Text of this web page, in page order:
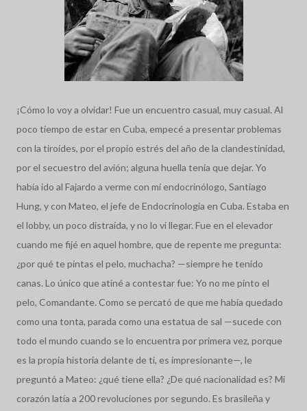
¡Cómo lo voy a olvidar! Fue un encuentro casual, muy casual. Al
poco tiempo de estar en Cuba, empecé a presentar problemas
con la tiroides, por el propio estrés del año de la clandestinidad,
por el secuestro del avión; alguna huella tenía que dejar. Yo
había ido al Fajardo a verme con mi endocrinólogo, Santiago
Hung, y con Mateo, el jefe de Endocrinología en Cuba. Estaba en
el lobby, un poco distraída, y no lo vi llegar. Fue en el elevador
cuando me fijé en aquel hombre, que de repente me pregunta:
¿por qué te pintas el pelo, muchacha? —siempre he tenido
canas. Lo único que atiné a contestar fue: Yo no me pinto el
pelo, Comandante. Como se percató de que me había quedado
como una tonta, parada como una estatua de sal —sucede con
todo el mundo cuando se lo encuentra por primera vez, porque
es la propia historia delante de ti, es impresionante—, le
preguntó a Mateo: ¿qué tiene ella? ¿De qué nacionalidad es? Mi
corazón latía a 200 revoluciones por segundo. Es brasileña y